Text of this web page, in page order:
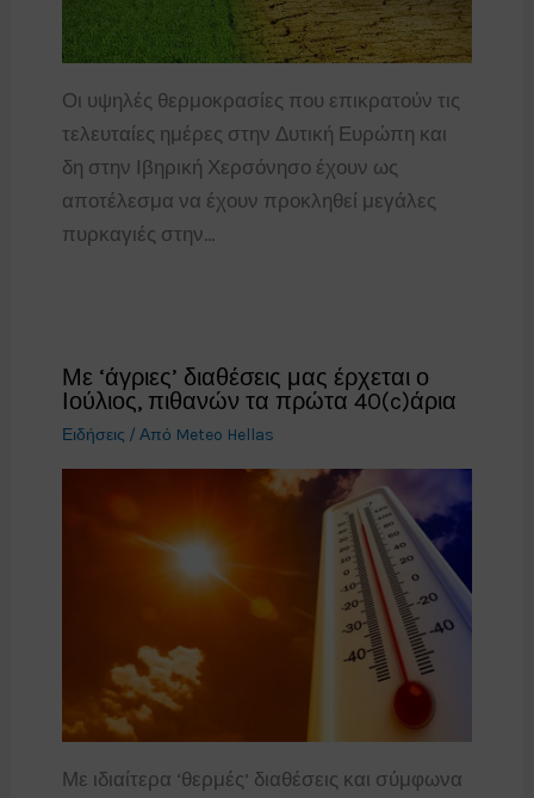
Οι υψηλές θερμοκρασίες που επικρατούν τις
τελευταίες ημέρες στην Δυτική Ευρώπη και
δη στην Ιβηρική Χερσόνησο έχουν ως
αποτέλεσμα να έχουν προκληθεί μεγάλες
πυρκαγιές στην…
Με ‘άγριες’ διαθέσεις μας έρχεται ο
Ιούλιος, πιθανών τα πρώτα 40(c)άρια
Ειδήσεις / Από Meteo Hellas
Με ιδιαίτερα ‘θερμές’ διαθέσεις και σύμφωνα